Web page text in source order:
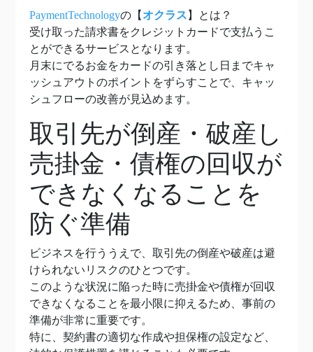
PaymentTechnologyの【 オクラス 】とは？
受け取った請求書をクレジットカードで支払うこ
とができるサービスとなります。
月末にでるお金をカードの引き落とし日までキャ
ッシュアウトのポイントをずらすことで、キャッ
シュフローの改善が見込めます。
取引先が倒産・破産し
売掛金・債権の回収が
できなくなることを
防ぐ準備
ビジネスを行ううえで、取引先の倒産や破産は避
けられないリスクのひとつです。
このような状況に陥った時に売掛金や債権が回収
できなくなることを最小限に抑えるため、事前の
準備が非常に重要です。
特に、契約書の適切な作成や担保権の設定など、